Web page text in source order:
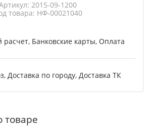
2015-09-1200
товара: НФ-00021040
Банковские карты, Оплата
Доставка по городу, Доставка ТК